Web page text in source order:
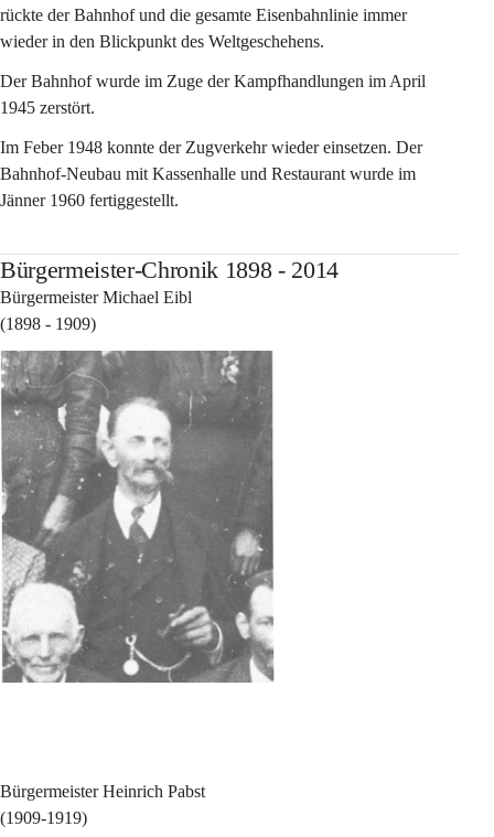
rückte der Bahnhof und die gesamte Eisenbahnlinie immer
wieder in den Blickpunkt des Weltgeschehens.
Der Bahnhof wurde im Zuge der Kampfhandlungen im April
1945 zerstört.
Im Feber 1948 konnte der Zugverkehr wieder einsetzen. Der
Bahnhof-Neubau mit Kassenhalle und Restaurant wurde im
Jänner 1960 fertiggestellt.
Bürgermeister-Chronik 1898 - 2014
Bürgermeister Michael Eibl
(1898 - 1909)
Bürgermeister Heinrich Pabst
(1909-1919)